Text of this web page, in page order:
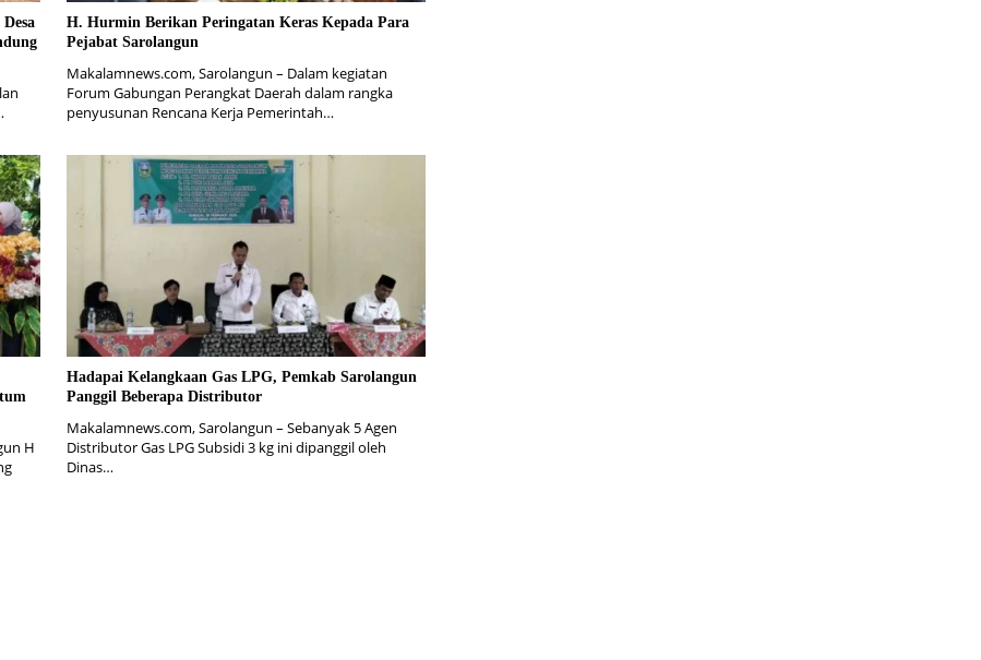
H. Hurmin Berikan Peringatan Keras Kepada Para
Pejabat Sarolangun
Makalamnews.com, Sarolangun – Dalam kegiatan
Forum Gabungan Perangkat Daerah dalam rangka
penyusunan Rencana Kerja Pemerintah…
H
Hadapai Kelangkaan Gas LPG, Pemkab Sarolangun
Panggil Beberapa Distributor
Makalamnews.com, Sarolangun – Sebanyak 5 Agen
Distributor Gas LPG Subsidi 3 kg ini dipanggil oleh
Dinas…